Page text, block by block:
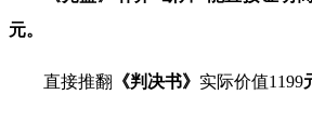
元。
直接推翻 《判决书》 实际价值1199